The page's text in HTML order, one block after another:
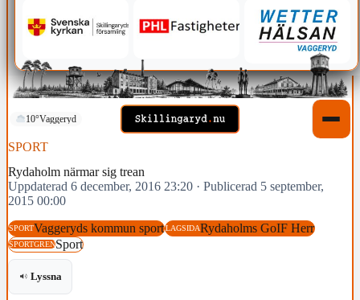
10°Vaggeryd
SPORT
Rydaholm närmar sig trean
Uppdaterad 6 december, 2016 23:20 · Publicerad 5 september,
2015 00:00
SPORTVaggeryds kommun sportLAGSIDARydaholms GoIF Herr
SPORTGRENSport
Lyssna